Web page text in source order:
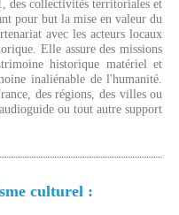
des collectivités territoriales et
pour but la mise en valeur du
avec les acteurs locaux
Elle assure des missions
historique matériel et
inaliénable de l'humanité.
des régions, des villes ou
ou tout autre support
culturel :